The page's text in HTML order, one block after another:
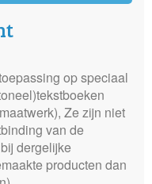
op speciaal
Ze zijn niet
van de
dergelijke
producten dan